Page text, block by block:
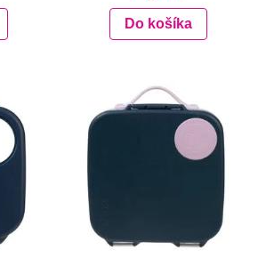
Do košíka